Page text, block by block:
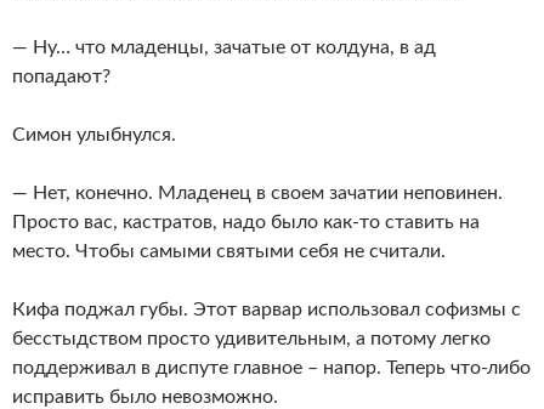
— Ну… что младенцы, зачатые от колдуна, в ад
попадают?
Симон улыбнулся.
— Нет, конечно. Младенец в своем зачатии неповинен.
Просто вас, кастратов, надо было как-то ставить на
место. Чтобы самыми святыми себя не считали.
Кифа поджал губы. Этот варвар использовал софизмы с
бесстыдством просто удивительным, а потому легко
поддерживал в диспуте главное – напор. Теперь что-либо
исправить было невозможно.